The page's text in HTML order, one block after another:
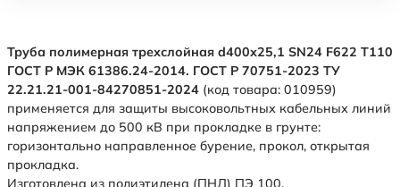
Труба полимерная трехслойная d400х25,1 SN24 F622 Т110
ГОСТ Р МЭК 61386.24-2014. ГОСТ Р 70751-2023 ТУ
22.21.21-001-84270851-2024 (код товара: 010959)
применяется для защиты высоковольтных кабельных линий
напряжением до 500 кВ при прокладке в грунте:
горизонтально направленное бурение, прокол, открытая
прокладка.